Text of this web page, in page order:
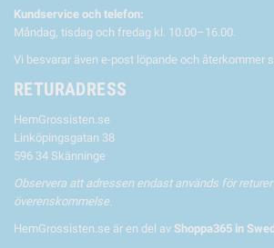
Kundservice och telefon:
Måndag, tisdag och fredag kl. 10.00–16.00.
Vi besvarar även e-post löpande och återkommer
RETURADRESS
HemGrossisten.se
Linköpingsgatan 38
596 34 Skänninge
Observera att adressen endast används för
överenskommelse.
HemGrossisten.se är en del av Shoppa365 in